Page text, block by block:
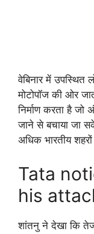
वेबिनार में उपस्थित
मोटोपॉज की ओर
निर्माण करता है
जाने से बचाया जा
अधिक भारतीय
Tata
his
शांतनु ने देखा कि